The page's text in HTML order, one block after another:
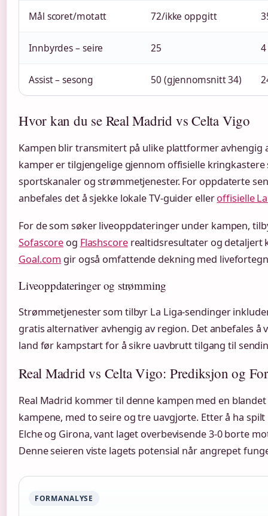
Mål scoret/motatt 72/ikke oppgitt
Innbyrdes – seire 25 4
Assist – sesong 50 (gjennomsnitt 34)
Hvor kan du se Real Madrid vs Celta Vigo
Kampen blir transmitert på ulike plattformer avhengig
kamper er tilgjengelige gjennom offisielle
sportskanaler og strømmetjenester. For oppdaterte
anbefales det å sjekke lokale TV-guider elleroffisielle
For de som søker liveoppdateringer under kampen,
Sofascore og Flashscorerealtidsresultater og detaljert
Goal.com gir også omfattende dekning med
Liveoppdateringer og strømming
Strømmetjenester som tilbyr La Liga-sendinger
gratis alternativer avhengig av region. Det anbefales
land før kampstart for å sikre uavbrutt tilgang til
Real Madrid vs Celta Vigo: Prediksjon og
Real Madrid kommer til denne kampen med en
kampene, med to seire og tre uavgjorte. Etter å ha
Elche og Girona, vant laget overbevisende 3-0 borte
Denne seieren viste lagets potensial når angrepet
FORMANALYSE